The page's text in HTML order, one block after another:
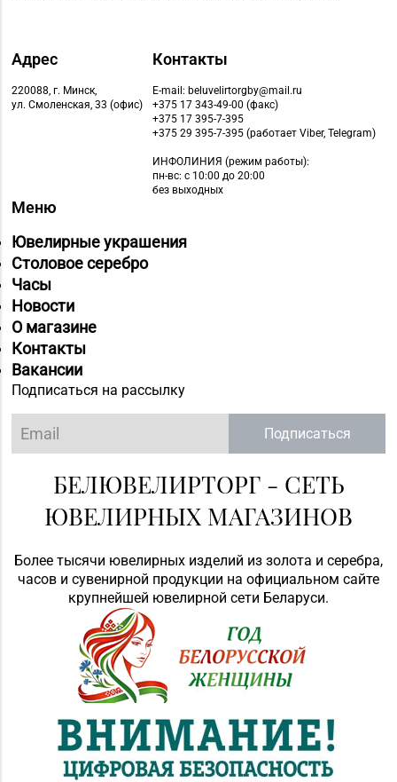
Адрес
220088, г. Минск,
ул. Смоленская, 33 (офис)
Контакты
E-mail: beluvelirtorgby@mail.ru
+375 17 343-49-00 (факс)
+375 17 395-7-395
+375 29 395-7-395 (работает Viber, Telegram)
ИНФОЛИНИЯ (режим работы):
пн-вс: с 10:00 до 20:00
без выходных
Меню
Ювелирные украшения
Столовое серебро
Часы
Новости
О магазине
Контакты
Вакансии
Подписаться на рассылку
Подписаться
БЕЛЮВЕЛИРТОРГ - СЕТЬ
ЮВЕЛИРНЫХ МАГАЗИНОВ
Более тысячи ювелирных изделий из золота и серебра,
часов и сувенирной продукции на официальном сайте
крупнейшей ювелирной сети Беларуси.